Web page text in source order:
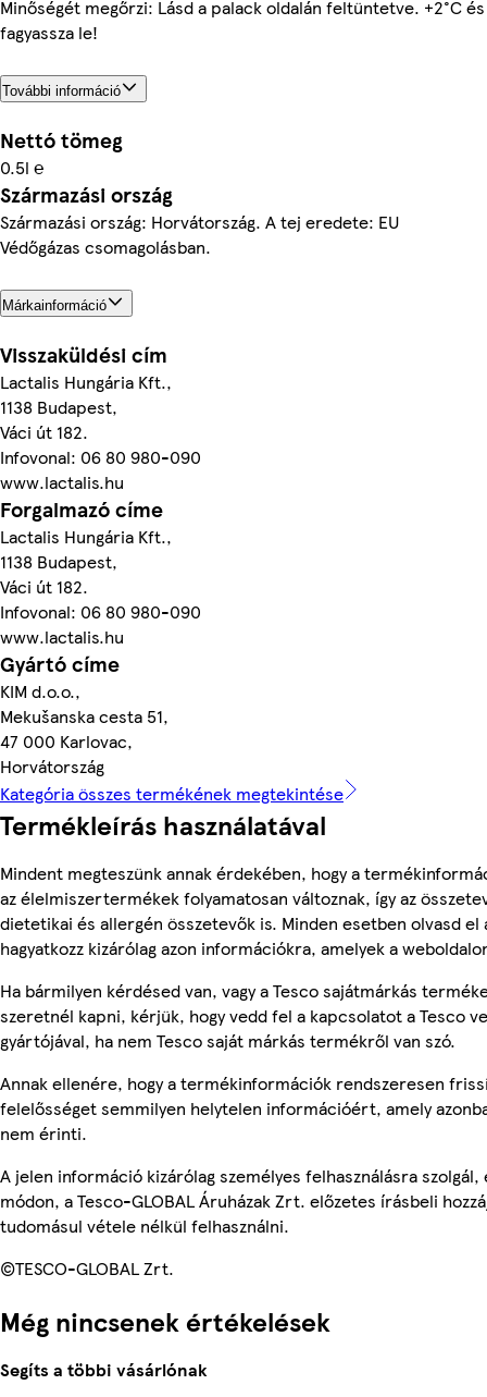
Minőségét megőrzi: Lásd a palack oldalán feltüntetve. +2°C
fagyassza le!
További információ
Nettó tömeg
0.5l ℮
Származási ország
Származási ország: Horvátország. A tej eredete: EU
Védőgázas csomagolásban.
Márkainformáció
Visszaküldési cím
Lactalis Hungária Kft.,
1138 Budapest,
Váci út 182.
Infovonal: 06 80 980-090
www.lactalis.hu
Forgalmazó címe
Lactalis Hungária Kft.,
1138 Budapest,
Váci út 182.
Infovonal: 06 80 980-090
www.lactalis.hu
Gyártó címe
KIM d.o.o.,
Mekušanska cesta 51,
47 000 Karlovac,
Horvátország
Kategória összes termékének megtekintése
Termékleírás használatával
Mindent megteszünk annak érdekében, hogy a
az élelmiszertermékek folyamatosan változnak, így az
dietetikai és allergén összetevők is. Minden esetben olvasd
hagyatkozz kizárólag azon információkra, amelyek a
Ha bármilyen kérdésed van, vagy a Tesco sajátmárkás
szeretnél kapni, kérjük, hogy vedd fel a kapcsolatot a Tesco
gyártójával, ha nem Tesco saját márkás termékről van szó.
Annak ellenére, hogy a termékinformációk rendszeresen
felelősséget semmilyen helytelen információért, amely
nem érinti.
A jelen információ kizárólag személyes felhasználásra
módon, a Tesco-GLOBAL Áruházak Zrt. előzetes írásbeli
tudomásul vétele nélkül felhasználni.
©TESCO-GLOBAL Zrt.
Még nincsenek értékelések
Segíts a többi vásárlónak